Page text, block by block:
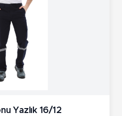
Yazlık 16/12